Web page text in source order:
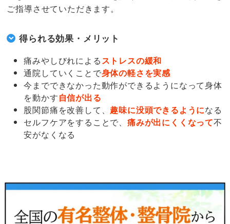
ご指導させていただきます。
得られる効果・メリット
痛みやしびれによるストレスの緩和
通院していくことで身体の軽さを実感
今までできなかった動作ができるようになって身体
を動かす自信が出る
股関節痛を改善して、 趣味に没頭できるようになる
セルフケアをすることで、痛みが出にくくなって不
安がなくなる